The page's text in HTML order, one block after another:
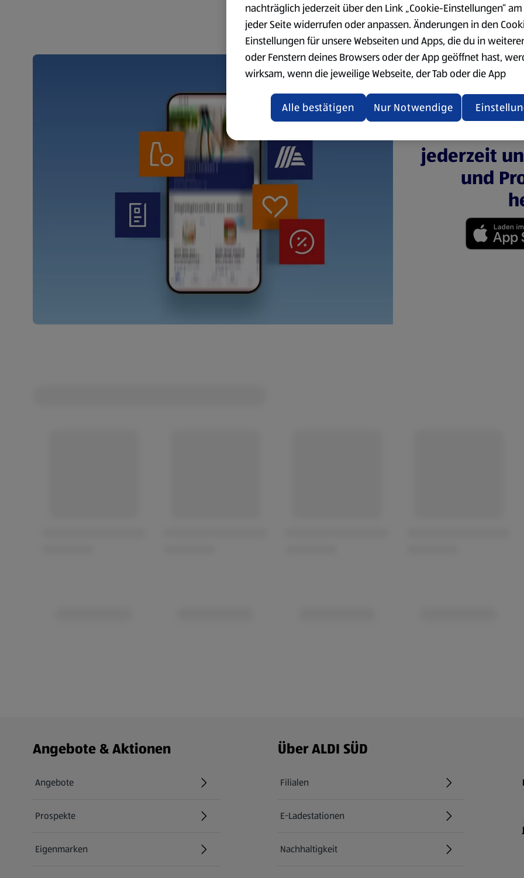
Mit der
jederzeit
und
Fußzeilenmenü - weitere Links
Angebote & Aktionen
Angebote
Prospekte
Eigenmarken
Über ALDI SÜD
Filialen
E-Ladestationen
Nachhaltigkeit
nachträglich jederzeit über den Link „Cookie-Einstellungen“
jeder Seite widerrufen oder anpassen. Änderungen in den
Einstellungen für unsere Webseiten und Apps, die du in
oder Fenstern deines Browsers oder der App geöffnet hast,
wirksam, wenn die jeweilige Webseite, der Tab oder die App
aktualisiert oder geschlossen und anschließend wieder geöffnet
Datenschutzerklärung zur Verfügung.
Übersicht der Webseitenbetreiber und Datenschutzerklärungen
Nur Notwendige
Alle bestätigen